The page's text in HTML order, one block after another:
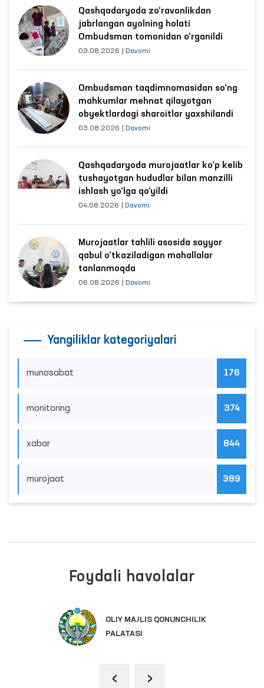
Qashqadaryoda zo‘ravonlikdan
jabrlangan ayolning holati
Ombudsman tomonidan o‘rganildi
03.08.2026 Davomi
Ombudsman taqdimnomasidan so‘ng
mahkumlar mehnat qilayotgan
obyektlardagi sharoitlar yaxshilandi
03.08.2026 Davomi
Qashqadaryoda murojaatlar ko‘p kelib
tushayotgan hududlar bilan manzilli
ishlash yo‘lga qo‘yildi
04.08.2026 Davomi
Murojaatlar tahlili asosida sayyor
qabul o‘tkaziladigan mahallalar
tanlanmoqda
06.08.2026 Davomi
Yangiliklar kategoriyalari
munosabat 176
monitoring 374
xabar 844
murojaat 389
Foydali havolalar
OLIY MAJLIS QONUNCHILIK
PALATASI
‹ ›